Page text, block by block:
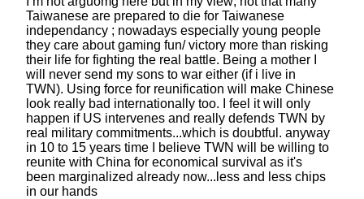
Taiwanese are prepared to die for Taiwanese
independancy ; nowadays especially young people
they care about gaming fun/ victory more than risking
their life for fighting the real battle. Being a mother I
will never send my sons to war either (if i live in
TWN). Using force for reunification will make Chinese
look really bad internationally too. I feel it will only
happen if US intervenes and really defends TWN by
real military commitments...which is doubtful. anyway
in 10 to 15 years time I believe TWN will be willing to
reunite with China for economical survival as it's
been marginalized already now...less and less chips
in our hands